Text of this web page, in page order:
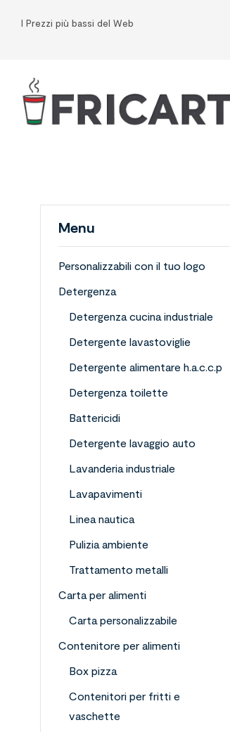
I Prezzi più bassi del Web
Menu
Personalizzabili con il tuo logo
Detergenza
Detergenza cucina industriale
Detergente lavastoviglie
Detergente alimentare h.a.c.c.p
Detergenza toilette
Battericidi
Detergente lavaggio auto
Lavanderia industriale
Lavapavimenti
Linea nautica
Pulizia ambiente
Trattamento metalli
Carta per alimenti
Carta personalizzabile
Contenitore per alimenti
Box pizza
Contenitori per fritti e
vaschette